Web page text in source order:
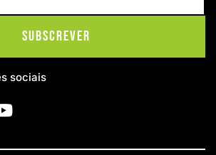
Subscrever
sociais